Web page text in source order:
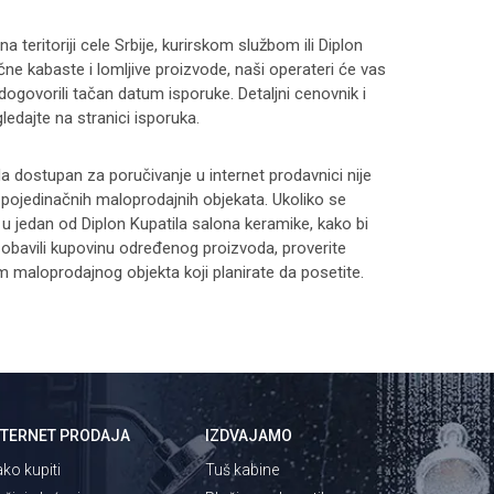
teritoriji cele Srbije, kurirskom službom ili Diplon
kabaste i lomljive proizvode, naši operateri će vas
tačan datum isporuke. Detaljni cenovnik i
na straniciisporuka.
dostupan za poručivanje u internet prodavnici nije
maloprodajnih objekata. Ukoliko se
jedan od Diplon Kupatila salona keramike, kako bi
kupovinu određenog proizvoda, proverite
maloprodajnog objekta koji planirate da posetite.
PRODAJA
kupiti
IZDVAJAMO
Tuš kabine